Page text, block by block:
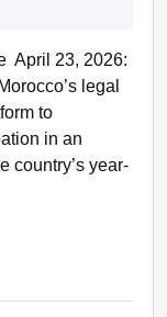
April 23, 2026:
legal
to
in an
country’s year-